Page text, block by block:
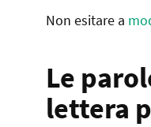
Non esitare a
Le
lettera